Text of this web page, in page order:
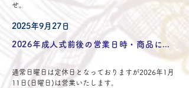
せ。
2025年9月27日
2026年成人式前後の営業日時・商品について
通常日曜日は定休日となっておりますが2026年1月
11日(日曜日)は営業いたします。